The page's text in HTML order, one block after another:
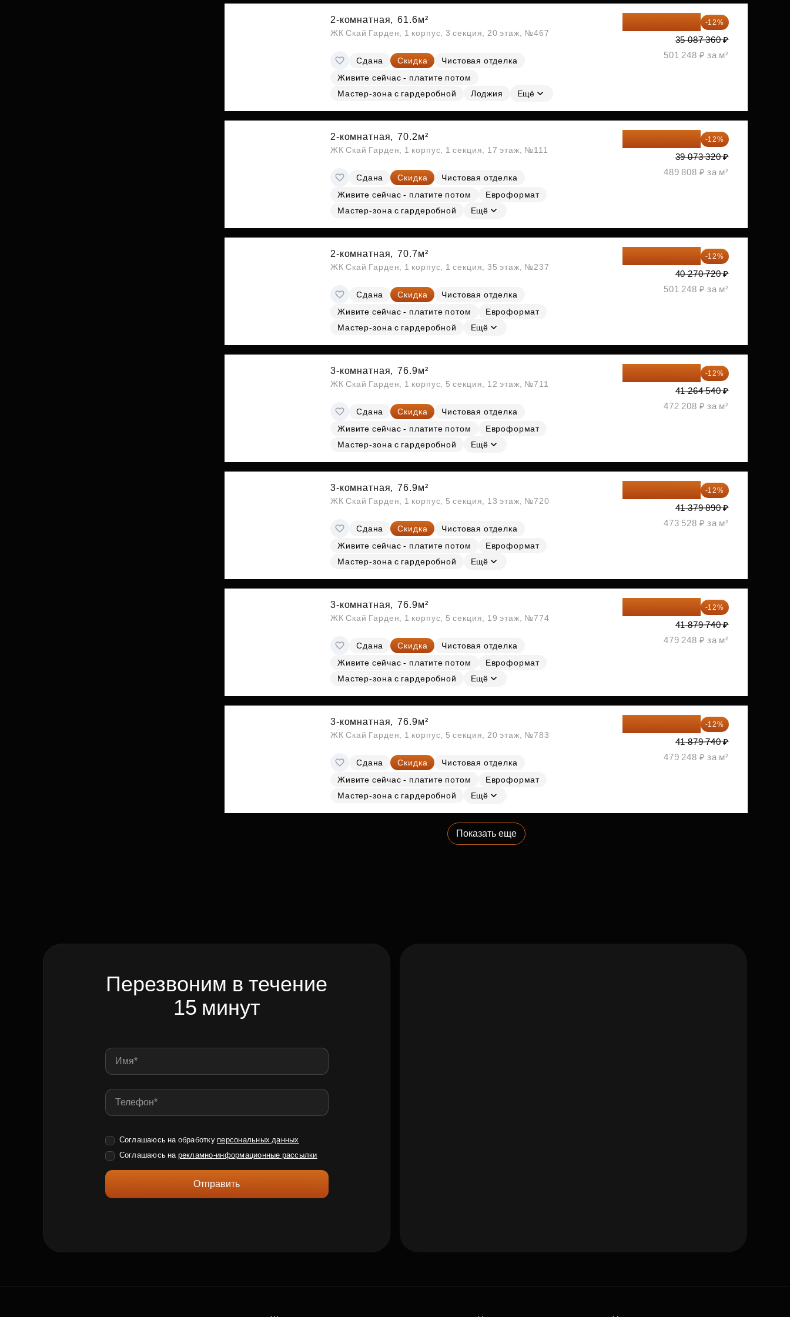
2-комнатная, 61.6м²
ЖК Скай Гарден, 1 корпус, 3 секция, 20 этаж, №467
Сдана Скидка
Чистовая отделка
Живите сейчас - платите потом
Мастер-зона с гардеробной
Лоджия Ещё
-12%
35 087 360 ₽
501 248 ₽ за м²
2-комнатная, 70.2м²
ЖК Скай Гарден, 1 корпус, 1 секция, 17 этаж, №111
Сдана Скидка
Чистовая отделка
Живите сейчас - платите потом
Евроформат
Мастер-зона с гардеробной
Ещё
-12%
39 073 320 ₽
489 808 ₽ за м²
2-комнатная, 70.7м²
ЖК Скай Гарден, 1 корпус, 1 секция, 35 этаж, №237
Сдана Скидка
Чистовая отделка
Живите сейчас - платите потом
Евроформат
Мастер-зона с гардеробной
Ещё
-12%
40 270 720 ₽
501 248 ₽ за м²
3-комнатная, 76.9м²
ЖК Скай Гарден, 1 корпус, 5 секция, 12 этаж, №711
Сдана Скидка
Чистовая отделка
Живите сейчас - платите потом
Евроформат
Мастер-зона с гардеробной
Ещё
-12%
41 264 540 ₽
472 208 ₽ за м²
3-комнатная, 76.9м²
ЖК Скай Гарден, 1 корпус, 5 секция, 13 этаж, №720
Сдана Скидка
Чистовая отделка
Живите сейчас - платите потом
Евроформат
Мастер-зона с гардеробной
Ещё
-12%
41 379 890 ₽
473 528 ₽ за м²
3-комнатная, 76.9м²
ЖК Скай Гарден, 1 корпус, 5 секция, 19 этаж, №774
Сдана Скидка
Чистовая отделка
Живите сейчас - платите потом
Евроформат
Мастер-зона с гардеробной
Ещё
-12%
41 879 740 ₽
479 248 ₽ за м²
3-комнатная, 76.9м²
ЖК Скай Гарден, 1 корпус, 5 секция, 20 этаж, №783
Сдана Скидка
Чистовая отделка
Живите сейчас - платите потом
Евроформат
Мастер-зона с гардеробной
Ещё
-12%
41 879 740 ₽
479 248 ₽ за м²
Показать еще
Перезвоним в течение
15 минут
Соглашаюсь на обработку персональных данных
Соглашаюсь на рекламно-информационные рассылки
Отправить